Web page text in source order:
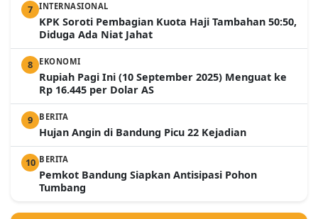
7 INTERNASIONAL
KPK Soroti Pembagian Kuota Haji Tambahan 50:50,
Diduga Ada Niat Jahat
8 EKONOMI
Rupiah Pagi Ini (10 September 2025) Menguat ke
Rp 16.445 per Dolar AS
9 BERITA
Hujan Angin di Bandung Picu 22 Kejadian
10 BERITA
Pemkot Bandung Siapkan Antisipasi Pohon
Tumbang